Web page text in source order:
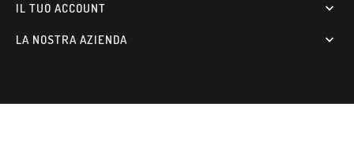
IL TUO ACCOUNT 
LA NOSTRA AZIENDA 